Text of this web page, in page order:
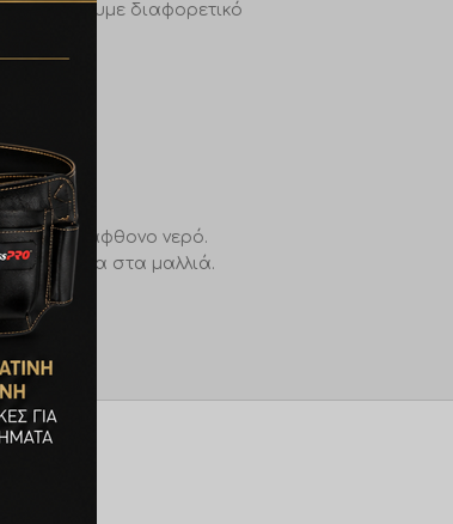
διαφορετικό
με άφθονο νερό.
ισορροπία στα μαλλιά.